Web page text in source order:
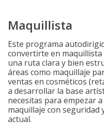
Maquillista
Este programa
convertirte en
una ruta clara y bien
áreas como maquillaje
ventas en cosméticos
a desarrollar la base
necesitas para empezar
maquillaje con seguridad
actual.